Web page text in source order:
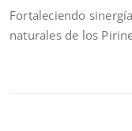
Fortaleciendo
naturales de los